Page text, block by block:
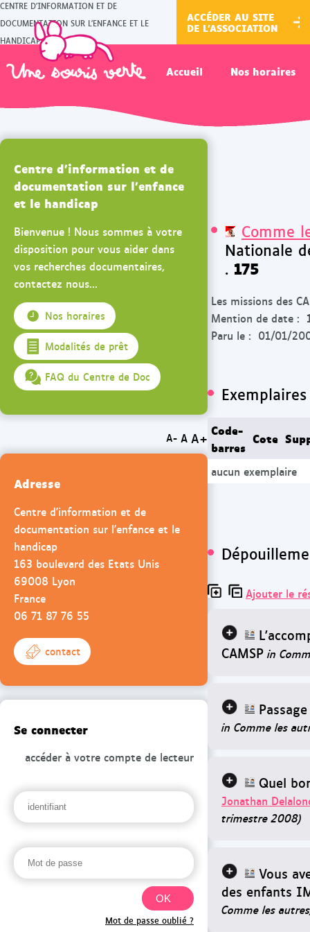
CENTRE D'INFORMATION ET DE
DOCUMENTATION SUR L'ENFANCE ET LE
HANDICAP
ACCÉDER AU SITE
DE L'ASSOCIATION
Accueil Nos horaires
Comme
Nationale
. 175
Les missions des
Mention de date :
Paru le : 01/01/
Exemplaires
Code-
barres Cote
aucun exemplaire
Ajouter le
CAMSP in
in Comme les
Quel
Jonathan
trimestre 2008)
Vous
des enfants
Comme les
Centre d'information et de
documentation sur l'enfance
et le handicap
Bienvenue ! Nous sommes à votre
disposition pour vous aider dans
vos recherches documentaires,
contactez nous...
Nos horaires
Modalités de prêt
FAQ du Centre de Doc
A- A A+
Adresse
Centre d'information et de
documentation sur l'enfance et le
handicap
163 boulevard des Etats Unis
69008 Lyon
France
06 71 87 76 55
contact
Se connecter
accéder à votre compte de lecteur
Mot de passe oublié ?